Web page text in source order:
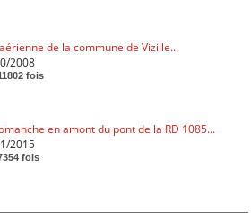
de la commune de Vizille...
2008
fois
en amont du pont de la RD 1085...
2015
fois